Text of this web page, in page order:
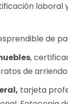
laboral
de
,
de arriendo.
tarjeta